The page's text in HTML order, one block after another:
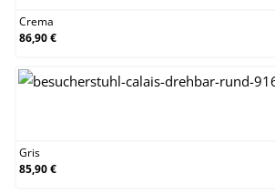
Crema
86,90 €
Gris
85,90 €